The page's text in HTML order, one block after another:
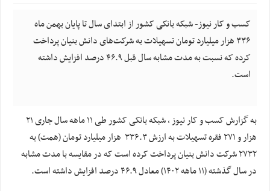
کسب و کار نیوز- شبکه بانکی کشور از ابتدای سال تا پایان بهمن ماه
۳۳۶ هزار میلیارد تومان تسهیلات به شرکت‌های دانش بنیان پرداخت
کرده که نسبت به مدت مشابه سال قبل ۴۶.۹ درصد افزایش داشته
است.
به گزارش کسب و کار نیوز ، شبکه بانکی کشور طی ۱۱ ماهه سال جاری ۲۱
هزار و ۲۷۱ فقره تسهیلات به ارزش ۳۳۶.۳ هزار میلیارد تومان (همت) به
۲۷۳۲ شرکت دانش بنیان پرداخت کرده است که در مقایسه با مدت مشابه
در سال گذشته (۱۱ ماهه ۱۴۰۲) معادل ۴۶.۹ درصد افزایش داشته است.